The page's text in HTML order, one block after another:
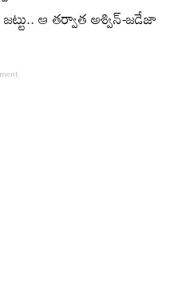
ఆ తర్వాత అశ్విన్-జడేజా